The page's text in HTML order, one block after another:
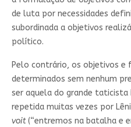
de luta por necessidades
subordinada a objetivos
político.
Pelo contrário, os objetivos e
determinados sem nenhum
ser aquela do grande
repetida muitas vezes por
voit(“entremos na batalha e